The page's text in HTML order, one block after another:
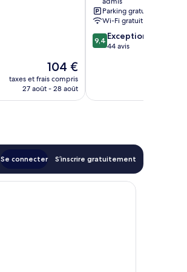
Le
nouveau
prix
104 €
taxes et frais compris
27 août - 28 août
Parking gratuit
Wi-Fi gratuit
9.4
sur
9,4 Exceptionnel
44 avis
Se connecter S’inscrire gratuitement